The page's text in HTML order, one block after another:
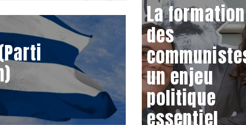
La formation
des
un enjeu
politique
essentiel